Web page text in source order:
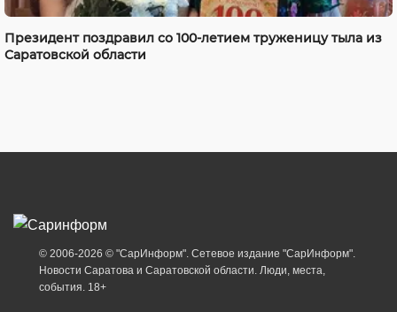
Президент поздравил со 100-летием труженицу тыла из
Саратовской области
© 2006-2026 © "СарИнформ". Сетевое издание "СарИнформ".
Новости Саратова и Саратовской области. Люди, места,
события. 18+